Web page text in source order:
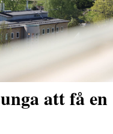
att få en